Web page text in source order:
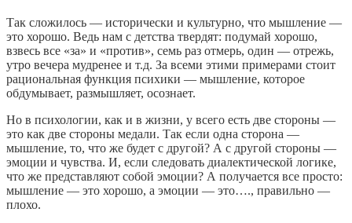
Так сложилось — исторически и культурно, что мышление —
это хорошо. Ведь нам с детства твердят: подумай хорошо,
взвесь все «за» и «против», семь раз отмерь, один — отрежь,
утро вечера мудренее и т.д. За всеми этими примерами стоит
рациональная функция психики — мышление, которое
обдумывает, размышляет, осознает.
Но в психологии, как и в жизни, у всего есть две стороны —
это как две стороны медали. Так если одна сторона —
мышление, то, что же будет с другой? А с другой стороны —
эмоции и чувства. И, если следовать диалектической логике,
что же представляют собой эмоции? А получается все просто:
мышление — это хорошо, а эмоции — это…., правильно —
плохо.